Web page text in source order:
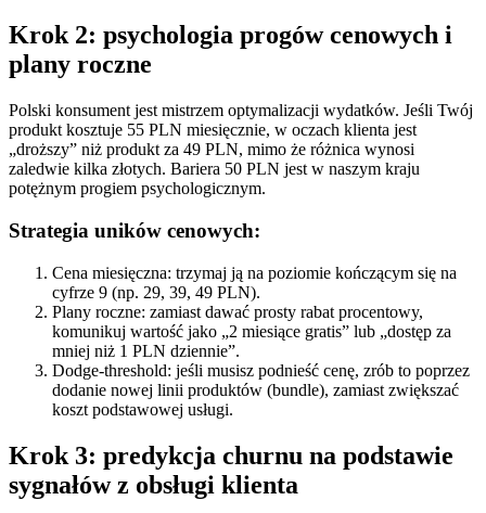
Krok 2: psychologia progów cenowych i
plany roczne
Polski konsument jest mistrzem optymalizacji wydatków. Jeśli Twój
produkt kosztuje 55 PLN miesięcznie, w oczach klienta jest
„droższy” niż produkt za 49 PLN, mimo że różnica wynosi
zaledwie kilka złotych. Bariera 50 PLN jest w naszym kraju
potężnym progiem psychologicznym.
Strategia uników cenowych:
Cena miesięczna: trzymaj ją na poziomie kończącym się na
cyfrze 9 (np. 29, 39, 49 PLN).
Plany roczne: zamiast dawać prosty rabat procentowy,
komunikuj wartość jako „2 miesiące gratis” lub „dostęp za
mniej niż 1 PLN dziennie”.
Dodge-threshold: jeśli musisz podnieść cenę, zrób to poprzez
dodanie nowej linii produktów (bundle), zamiast zwiększać
koszt podstawowej usługi.
Krok 3: predykcja churnu na podstawie
sygnałów z obsługi klienta